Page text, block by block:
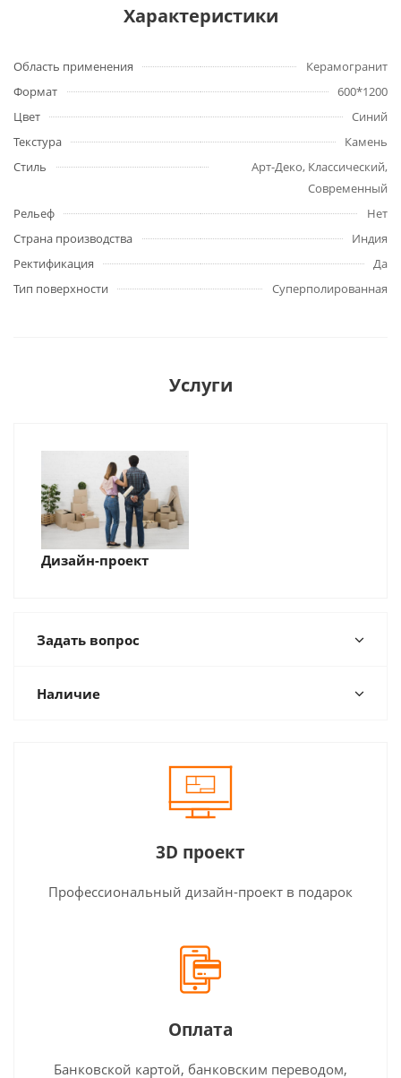
Характеристики
Область применения
Керамогранит
Формат
600*1200
Цвет
Синий
Текстура
Камень
Стиль
Арт-Деко, Классический,
Современный
Рельеф
Нет
Страна производства
Индия
Ректификация
Да
Тип поверхности
Суперполированная
Услуги
Дизайн-проект
Задать вопрос
Наличие
3D проект
Профессиональный дизайн-проект в подарок
Оплата
Банковской картой, банковским переводом,